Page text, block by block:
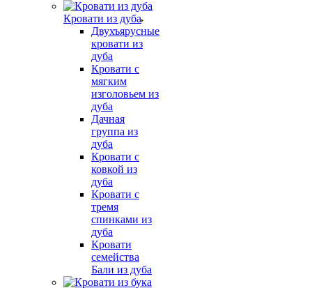
Кровати из дуба
Двухъярусные
кровати из
дуба
Кровати с
мягким
изголовьем из
дуба
Дачная
группа из
дуба
Кровати с
ковкой из
дуба
Кровати с
тремя
спинками из
дуба
Кровати
семейства
Бали из дуба